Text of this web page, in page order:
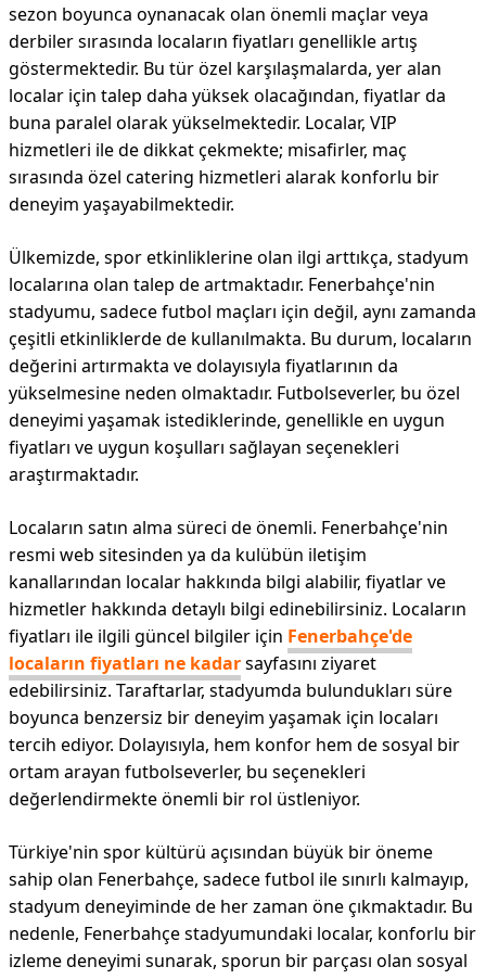
sezon boyunca oynanacak olan önemli maçlar veya
derbiler sırasında locaların fiyatları genellikle artış
göstermektedir. Bu tür özel karşılaşmalarda, yer alan
localar için talep daha yüksek olacağından, fiyatlar da
buna paralel olarak yükselmektedir. Localar, VIP
hizmetleri ile de dikkat çekmekte; misafirler, maç
sırasında özel catering hizmetleri alarak konforlu bir
deneyim yaşayabilmektedir.
Ülkemizde, spor etkinliklerine olan ilgi arttıkça, stadyum
localarına olan talep de artmaktadır. Fenerbahçe'nin
stadyumu, sadece futbol maçları için değil, aynı zamanda
çeşitli etkinliklerde de kullanılmakta. Bu durum, locaların
değerini artırmakta ve dolayısıyla fiyatlarının da
yükselmesine neden olmaktadır. Futbolseverler, bu özel
deneyimi yaşamak istediklerinde, genellikle en uygun
fiyatları ve uygun koşulları sağlayan seçenekleri
araştırmaktadır.
Locaların satın alma süreci de önemli. Fenerbahçe'nin
resmi web sitesinden ya da kulübün iletişim
kanallarından localar hakkında bilgi alabilir, fiyatlar ve
hizmetler hakkında detaylı bilgi edinebilirsiniz. Locaların
fiyatları ile ilgili güncel bilgiler için Fenerbahçe'de
locaların fiyatları ne kadarsayfasını ziyaret
edebilirsiniz. Taraftarlar, stadyumda bulundukları süre
boyunca benzersiz bir deneyim yaşamak için locaları
tercih ediyor. Dolayısıyla, hem konfor hem de sosyal bir
ortam arayan futbolseverler, bu seçenekleri
değerlendirmekte önemli bir rol üstleniyor.
Türkiye'nin spor kültürü açısından büyük bir öneme
sahip olan Fenerbahçe, sadece futbol ile sınırlı kalmayıp,
stadyum deneyiminde de her zaman öne çıkmaktadır. Bu
nedenle, Fenerbahçe stadyumundaki localar, konforlu bir
izleme deneyimi sunarak, sporun bir parçası olan sosyal